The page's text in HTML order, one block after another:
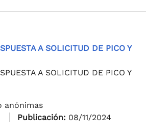
A SOLICITUD DE PICO Y
A SOLICITUD DE PICO Y
anónimas
Publicación: 08/11/2024